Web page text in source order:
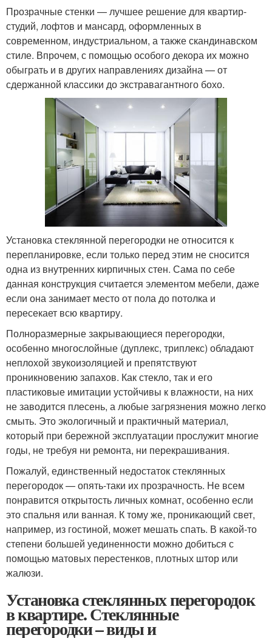
Прозрачные стенки — лучшее решение для квартир-
студий, лофтов и мансард, оформленных в
современном, индустриальном, а также скандинавском
стиле. Впрочем, с помощью особого декора их можно
обыграть и в других направлениях дизайна — от
сдержанной классики до экстравагантного бохо.
Установка стеклянной перегородки не относится к
перепланировке, если только перед этим не сносится
одна из внутренних кирпичных стен. Сама по себе
данная конструкция считается элементом мебели, даже
если она занимает место от пола до потолка и
пересекает всю квартиру.
Полноразмерные закрывающиеся перегородки,
особенно многослойные (дуплекс, триплекс) обладают
неплохой звукоизоляцией и препятствуют
проникновению запахов. Как стекло, так и его
пластиковые имитации устойчивы к влажности, на них
не заводится плесень, а любые загрязнения можно легко
смыть. Это экологичный и практичный материал,
который при бережной эксплуатации прослужит многие
годы, не требуя ни ремонта, ни перекрашивания.
Пожалуй, единственный недостаток стеклянных
перегородок — опять-таки их прозрачность. Не всем
понравится открытость личных комнат, особенно если
это спальня или ванная. К тому же, проникающий свет,
например, из гостиной, может мешать спать. В какой-то
степени большей уединенности можно добиться с
помощью матовых перестенков, плотных штор или
жалюзи.
Установка стеклянных перегородок
в квартире. Стеклянные
перегородки – виды и